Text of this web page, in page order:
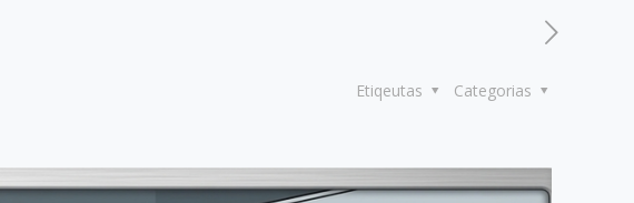
Categorias
Etiqeutas